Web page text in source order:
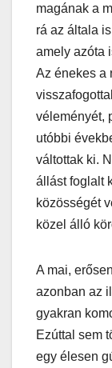
magának a
rá az általa
amely azóta
Az énekes a
véleményét,
utóbbi
váltottak ki.
állást foglalt
közösségét
közel álló
A mai,
azonban az
gyakran
Ezúttal sem
egy élesen